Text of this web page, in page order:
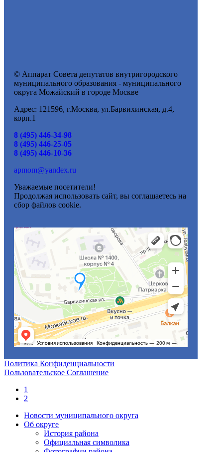
© Аппарат Совета депутатов внутригородского
муниципального образования - муниципального
округа Можайский в городе Москве
Адрес: 121596, г.Москва, ул.Барвихинская, д.4,
корп.1
8 (495) 446-34-98
8 (495) 446-25-05
8 (495) 446-10-36
apmom@yandex.ru
Уважаемые посетители!
Продолжая использовать сайт, вы соглашаетесь на
сбор файлов cookie.
Политика Конфиденциальности
Пользовательское Соглашение
1
2
Новости муниципального округа
Об округе
История района
Официальная символика